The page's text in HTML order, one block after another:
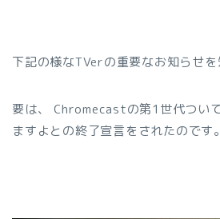
下記の様なTVerの重要なお知らせを
要は、 Chromecastの第1世代つい
ますよとの終了宣言をされたのです。